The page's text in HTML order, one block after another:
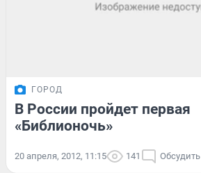
ГОРОД
В России пройдет первая
«Библионочь»
20 апреля, 2012, 11:15 141 Обсудить